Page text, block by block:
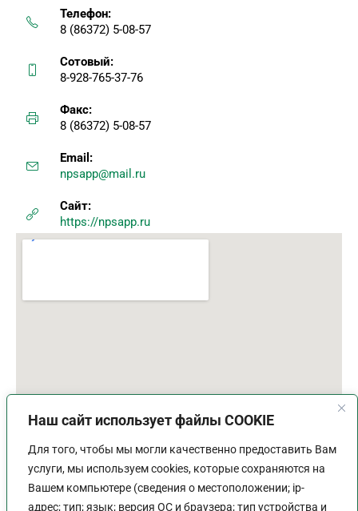
Наш сайт использует файлы COOKIE
Для того, чтобы мы могли качественно предоставить Вам
услуги, мы используем cookies, которые сохраняются на
Вашем компьютере (сведения о местоположении; ip-
адрес; тип; язык; версия ОС и браузера; тип устройства и
Телефон:
8 (86372) 5-08-57
Сотовый:
8-928-765-37-76
Факс:
8 (86372) 5-08-57
Email:
npsapp@mail.ru
Сайт:
https://npsapp.ru